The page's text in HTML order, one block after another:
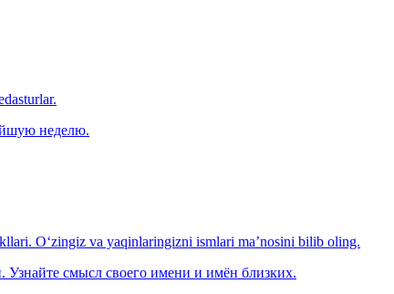
неделю.
O‘zingiz va yaqinlaringizni ismlari ma’nosini bilib oling.
смысл своего имени и имён близких.